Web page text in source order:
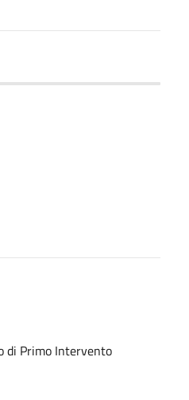
di Primo Intervento